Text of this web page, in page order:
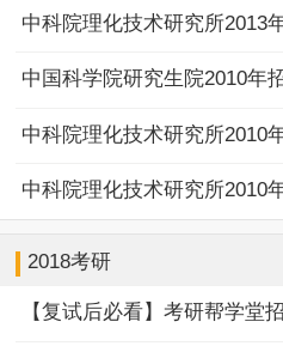
中科院理化技术研究所2013
2018考研
【复试后必看】考研帮学堂